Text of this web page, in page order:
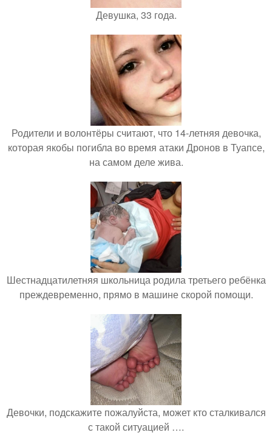
Девушка, 33 года.
Родители и волонтёры считают, что 14-летняя девочка,
которая якобы погибла во время атаки Дронов в Туапсе,
на самом деле жива.
Шестнадцатилетняя школьница родила третьего ребёнка
преждевременно, прямо в машине скорой помощи.
Девочки, подскажите пожалуйста, может кто сталкивался
с такой ситуацией ….